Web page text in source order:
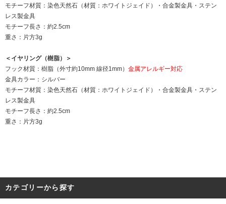
モチーフ材質：染色天然石（材質：ホワイトジェイド）・合金製金具・ステン
レス製金具
モチーフ長さ：約2.5cm
重さ：片方3g
＜イヤリング（樹脂）＞
フック材質：樹脂（外寸約10mm 線径1mm） 金属アレルギー対応
金具カラー：シルバー
モチーフ材質：染色天然石（材質：ホワイトジェイド）・合金製金具・ステン
レス製金具
モチーフ長さ：約2.5cm
重さ：片方3g
カテゴリーから探す